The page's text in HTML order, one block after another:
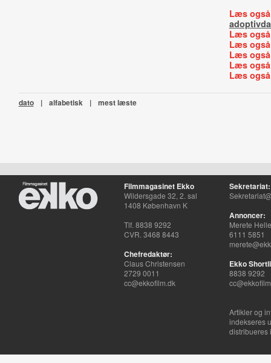
Læs
Læs
Læs
Læs
Læs
Læs
dato | alfabetisk | mest læste
Filmmagasinet Ekko
Wildersgade 32, 2. sal
1408 København K
Tlf. 8838 9292
CVR. 3468 8443
Chefredaktør:
Claus Christensen
2729 0011
cc@ekkofilm.dk
Sekretariat:
Annoncer:
Merete
6111 5851
Ekko
8838 9292
Artikler og
indekseres
distribueres